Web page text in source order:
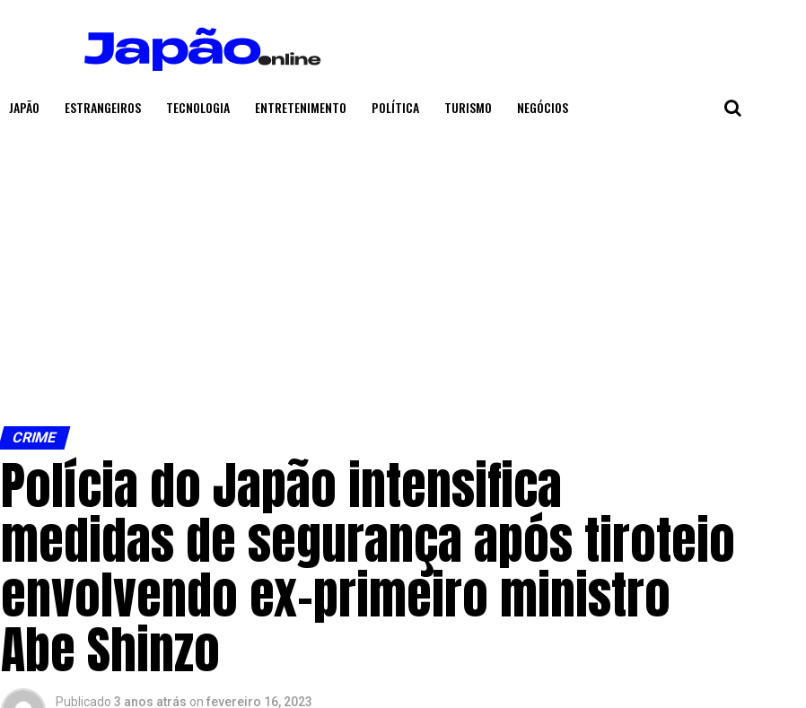
JAPÃO ESTRANGEIROS TECNOLOGIA ENTRETENIMENTO POLÍTICA TURISMO NEGÓCIOS
CRIME
Polícia do Japão intensifica
medidas de segurança após tiroteio
envolvendo ex-primeiro ministro
Abe Shinzo
Publicado 3 anos atrás on fevereiro 16, 2023